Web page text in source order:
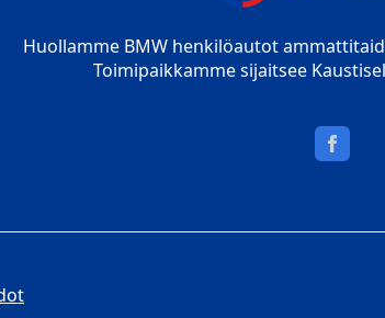
Huollamme BMW henkilöautot
Toimipaikkamme sijaitsee